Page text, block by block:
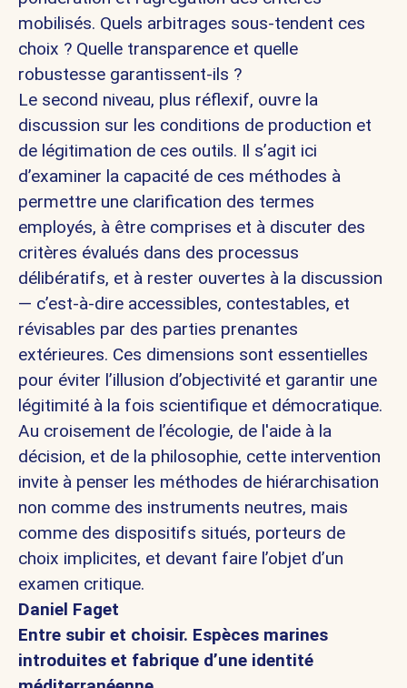
mobilisés. Quels arbitrages sous-tendent ces
choix ? Quelle transparence et quelle
robustesse garantissent-ils ?
Le second niveau, plus réflexif, ouvre la
discussion sur les conditions de production et
de légitimation de ces outils. Il s’agit ici
d’examiner la capacité de ces méthodes à
permettre une clarification des termes
employés, à être comprises et à discuter des
critères évalués dans des processus
délibératifs, et à rester ouvertes à la discussion
— c’est-à-dire accessibles, contestables, et
révisables par des parties prenantes
extérieures. Ces dimensions sont essentielles
pour éviter l’illusion d’objectivité et garantir une
légitimité à la fois scientifique et démocratique.
Au croisement de l’écologie, de l'aide à la
décision, et de la philosophie, cette intervention
invite à penser les méthodes de hiérarchisation
non comme des instruments neutres, mais
comme des dispositifs situés, porteurs de
choix implicites, et devant faire l’objet d’un
examen critique.
Daniel Faget
Entre subir et choisir. Espèces marines
introduites et fabrique d’une identité